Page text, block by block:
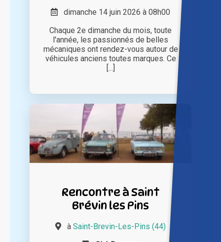
dimanche 14 juin 2026 à 08h00
Chaque 2e dimanche du mois, toute
l'année, les passionnés de belles
mécaniques ont rendez-vous autour de
véhicules anciens toutes marques. Ce
[...]
Rencontre à Saint
Brévin les Pins
à Saint-Brevin-Les-Pins (44)